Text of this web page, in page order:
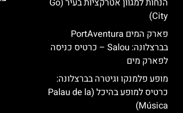
City)
פארק המים PortAventura
בברצלונה: Salou – כרטיס כניסה
לפארק מים
מופע פלמנקו וגיטרה בברצלונה:
כרטיס למופע בהיכל (Palau de la
Música)